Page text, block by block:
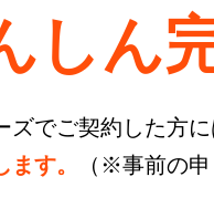
しん
でご契約した方に
す。
（※事前の